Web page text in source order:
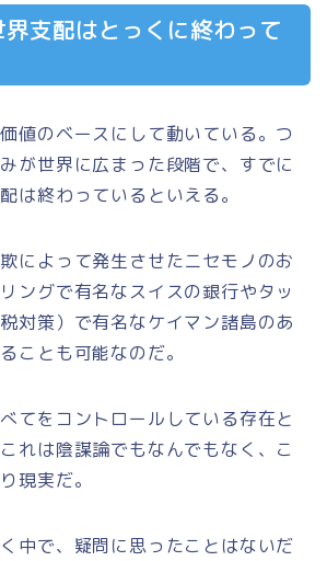
支配はとっくに終わって
値のベースにして動いている。つ
が世界に広まった段階で、すでに
は終わっているといえる。
によって発生させたニセモノのお
ングで有名なスイスの銀行やタッ
対策）で有名なケイマン諸島のあ
ことも可能なのだ。
てをコントロールしている存在と
れは陰謀論でもなんでもなく、こ
現実だ。
中で、疑問に思ったことはないだ